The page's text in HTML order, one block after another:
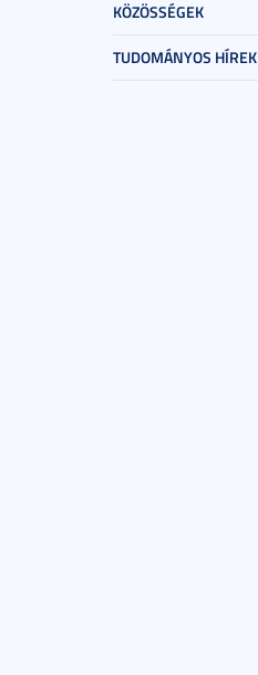
KÖZÖSSÉGEK
TUDOMÁNYOS HÍREK